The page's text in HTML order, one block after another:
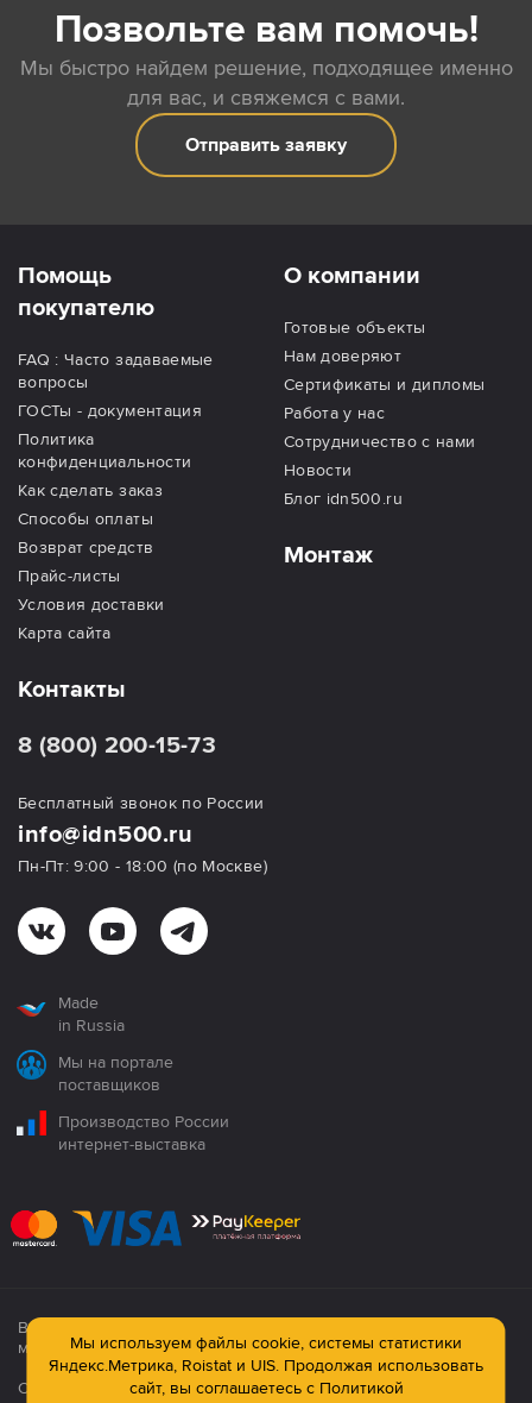
Позвольте вам помочь!
Мы быстро найдем решение, подходящее именно
для вас, и свяжемся с вами.
Отправить заявку
Помощь
покупателю
FAQ : Часто задаваемые
вопросы
ГОСТы - документация
Политика
конфиденциальности
Как сделать заказ
Способы оплаты
Возврат средств
Прайс-листы
Условия доставки
Карта сайта
О компании
Готовые объекты
Нам доверяют
Сертификаты и дипломы
Работа у нас
Сотрудничество с нами
Новости
Блог idn500.ru
Монтаж
Контакты
8 (800) 200-15-73
Бесплатный звонок по России
info@idn500.ru
Пн-Пт: 9:00 - 18:00 (по Москве)
Made
in Russia
Мы на портале
поставщиков
Производство России
интернет-выставка
Все продукция сертифицирована. Использование
материалов сайта строго запрещено!
Официальный сайт компании: © ООО ПК «Технология»,
Мы используем файлы cookie, системы статистики
Яндекс.Метрика, Roistat и UIS. Продолжая использовать
сайт, вы соглашаетесь с Политикой